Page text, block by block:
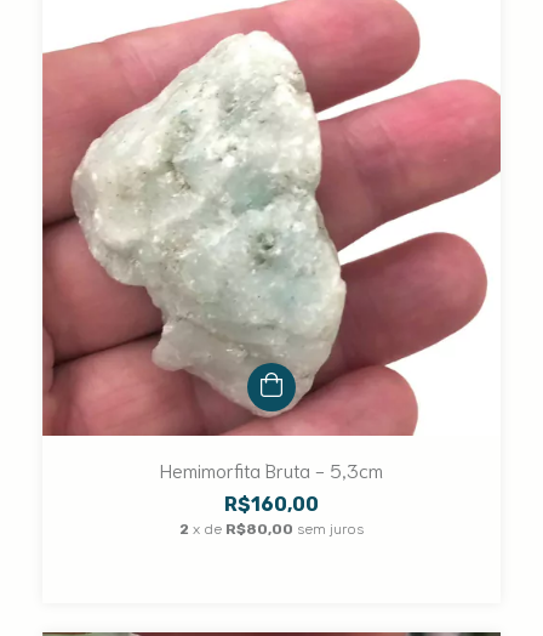
Hemimorfita Bruta - 5,3cm
R$160,00
2 x de R$80,00 sem juros